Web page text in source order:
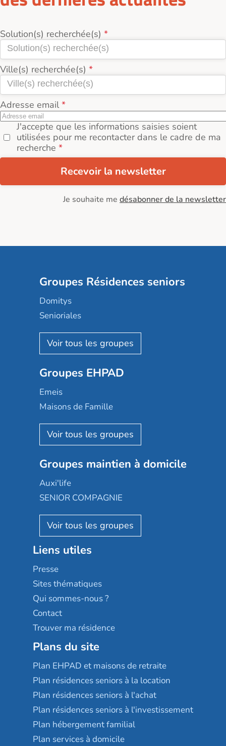
Solution(s) recherchée(s)
Ville(s) recherchée(s)
Adresse email
J'accepte que les informations saisies soient
utilisées pour me recontacter dans le cadre de ma
recherche
Recevoir la newsletter
Je souhaite me désabonner de la newsletter
Groupes Résidences seniors
Domitys
Senioriales
Nohée
Les Résidentiels
Mobicap
Domusvi
Happy Senior
Aquarelia
Nexity edenea
Les jardins d'Arcadie
Occitalia
Appartseniors
Reseda
Stella management
Les villages d'or
Sérénys
Résidences services Villa Médicis
Groupes EHPAD
Emeis
Maisons de Famille
Korian
Emera
Groupe SOS
Le Noble Âge
Almage
Résidalya
Groupe aplus
Groupes maintien à domicile
Auxi'life
SENIOR COMPAGNIE
AGE D'OR Services
Liens utiles
Presse
Sites thématiques
Qui sommes-nous ?
Contact
Trouver ma résidence
Plans du site
Plan EHPAD et maisons de retraite
Plan résidences seniors à la location
Plan résidences seniors à l'achat
Plan résidences seniors à l'investissement
Plan hébergement familial
Plan services à domicile